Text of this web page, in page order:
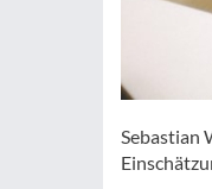
Sebastian